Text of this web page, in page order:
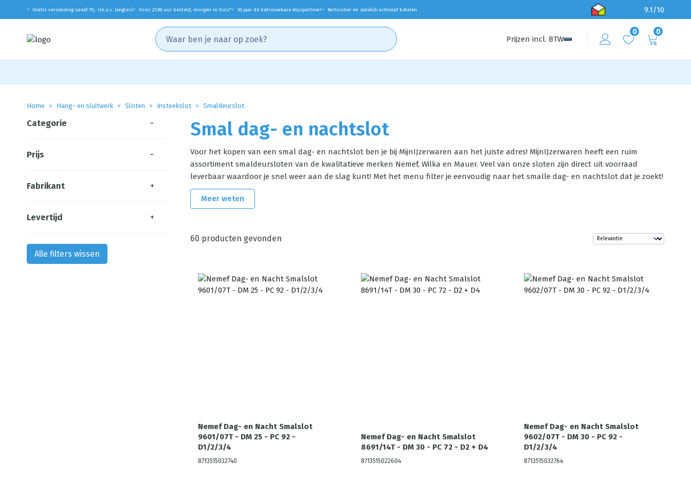
✓ Gratis verzending vanaf 75,- (m.u.v. lengtes)✓ Voor 21:00 uur besteld, morgen in huis*✓ 10 jaar dé betrouwbare kluspartner! ✓ Particulier én zakelijk achteraf betalen 9.1/10
Prijzen incl. BTW
0 0
Home Hang- en sluitwerk Sloten Insteekslot Smaldeurslot
Smal dag- en nachtslot
Voor het kopen van een smal dag- en nachtslot ben je bij MijnIJzerwaren aan het juiste adres! MijnIJzerwaren heeft een ruim
assortiment smaldeursloten van de kwalitatieve merken Nemef, Wilka en Mauer. Veel van onze sloten zijn direct uit voorraad
leverbaar waardoor je snel weer aan de slag kunt! Met het menu filter je eenvoudig naar het smalle dag- en nachtslot dat je zoekt!
Meer weten
60 producten gevonden
Nemef Dag- en Nacht Smalslot
9601/07T - DM 25 - PC 92 -
D1/2/3/4
8713515032740
Nemef Dag- en Nacht Smalslot
8691/14T - DM 30 - PC 72 - D2 + D4
8713515022604
Nemef Dag- en Nacht Smalslot
9602/07T - DM 30 - PC 92 -
D1/2/3/4
8713515032764
Categorie −
Prijs −
Fabrikant +
Levertijd +
Alle filters wissen